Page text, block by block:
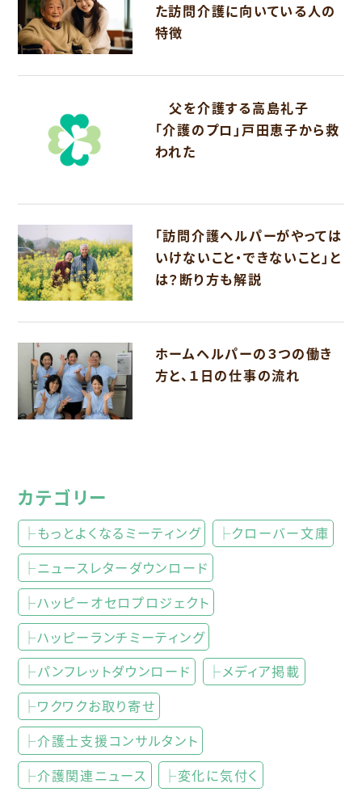
た訪問介護に向いている人の
特徴
父を介護する高島礼子
「介護のプロ」戸田恵子から救
われた
「訪問介護ヘルパーがやっては
いけないこと・できないこと」と
は？断り方も解説
ホームヘルパーの３つの働き
方と、１日の仕事の流れ
カテゴリー
├もっとよくなるミーティング
├クローバー文庫
├ニュースレターダウンロード
├ハッピーオセロプロジェクト
├ハッピーランチミーティング
├パンフレットダウンロード
├メディア掲載
├ワクワクお取り寄せ
├介護士支援コンサルタント
├介護関連ニュース
├変化に気付く